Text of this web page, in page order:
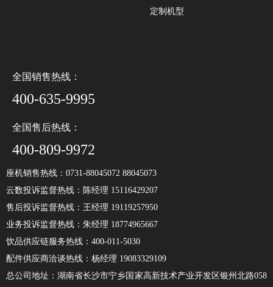
全国销售热线：
400-635-9995
全国售后热线：
400-809-9972
座机销售热线：0731-88045072 88045073
云数投诉监督热线：陈经理 15116429207
售后投诉监督热线：王经理 19119257950
业务投诉监督热线：朱经理 18774965667
饮品供应链服务热线：400-011-5030
配件供应商洽谈热线：杨经理 19083329109
总公司地址：湖南省长沙市宁乡国家高新技术产业开发区银州北路058
定制机型